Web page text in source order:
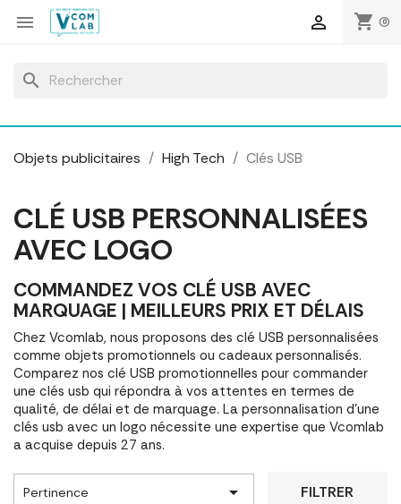
 shopping_cart (0)

search
Objets publicitaires High Tech Clés USB
CLÉ USB PERSONNALISÉES
AVEC LOGO
COMMANDEZ VOS CLÉ USB AVEC
MARQUAGE | MEILLEURS PRIX ET DÉLAIS
Chez Vcomlab, nous proposons des clé USB personnalisées
comme objets promotionnels ou cadeaux personnalisés.
Comparez nos clé USB promotionnelles pour commander
une clés usb qui répondra à vos attentes en termes de
qualité, de délai et de marquage. La personnalisation d'une
clés usb avec un logo nécessite une expertise que Vcomlab
a acquise depuis 27 ans.
Pertinence  FILTRER
Panneau de gestion des cookies